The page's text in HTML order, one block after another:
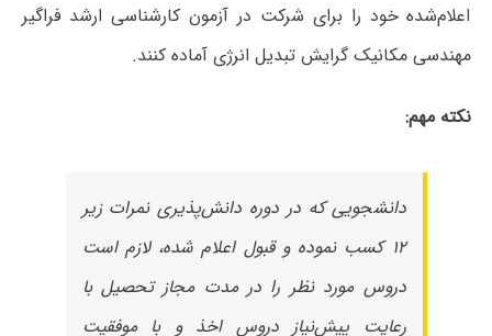
اعلام‌شده خود را برای شرکت در آزمون کارشناسی ارشد فراگیر
مهندسی مکانیک گرایش تبدیل انرژی آماده کنند.
نکته مهم:
دانشجویی که در دوره دانش‌پذیری نمرات زیر
۱۲ کسب نموده و قبول اعلام شده، لازم است
دروس مورد نظر را در مدت مجاز تحصیل با
رعایت پیش‌نیاز دروس اخذ و با موفقیت